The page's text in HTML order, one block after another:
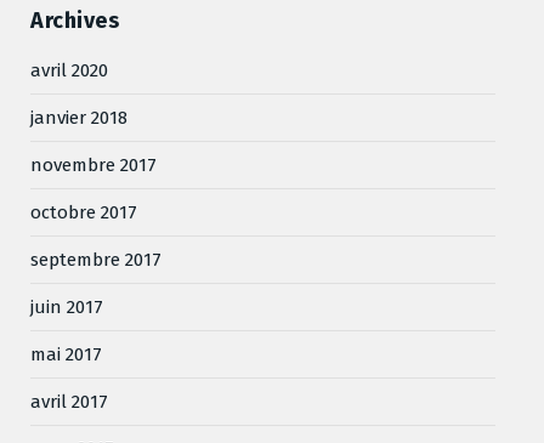
Archives
avril 2020
janvier 2018
novembre 2017
octobre 2017
septembre 2017
juin 2017
mai 2017
avril 2017